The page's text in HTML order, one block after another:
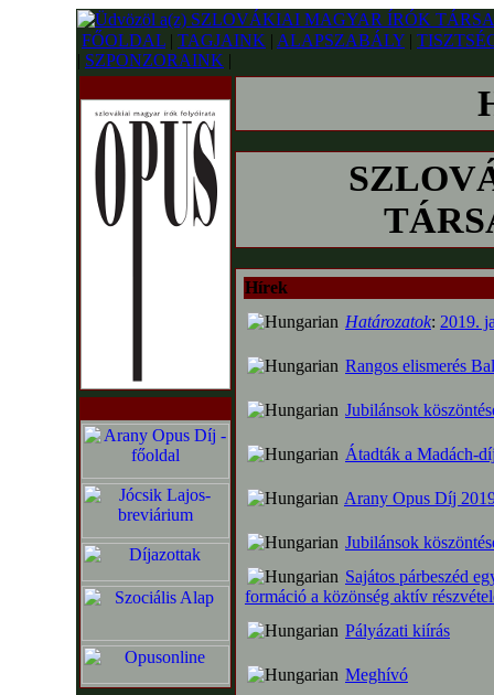
FŐOLDAL | TAGJAINK | ALAPSZABÁLY |
| SZPONZORAINK |
Hírek
Határozatok: 2019.
Rangos elismerés
Jubilánsok
Átadták a Madách-
Arany Opus Díj
Jubilánsok
Sajátos párbeszéd
formáció a közönség aktív
Pályázati kiírás
Meghívó